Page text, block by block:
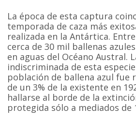
La época de esta captura
temporada de caza más
realizada en la Antártica. Entre
cerca de 30 mil ballenas
en aguas del Océano Austral.
indiscriminada de esta
población de ballena azul fue
de un 3% de la existente en
hallarse al borde de la
protegida sólo a mediados de